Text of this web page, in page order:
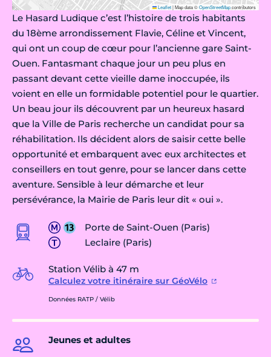
Leaflet|Map data ©OpenStreetMapcontributors
Le Hasard Ludique c’est l’histoire de trois habitants
du 18ème arrondissement Flavie, Céline et Vincent,
qui ont un coup de cœur pour l’ancienne gare Saint-
Ouen. Fantasmant chaque jour un peu plus en
passant devant cette vieille dame inoccupée, ils
voient en elle un formidable potentiel pour le quartier.
Un beau jour ils découvrent par un heureux hasard
que la Ville de Paris recherche un candidat pour sa
réhabilitation. Ils décident alors de saisir cette belle
opportunité et embarquent avec eux architectes et
conseillers en tout genre, pour se lancer dans cette
aventure. Sensible à leur démarche et leur
persévérance, la Mairie de Paris leur dit « oui ».
Porte de Saint-Ouen (Paris)
Leclaire (Paris)
Station Vélib à 47 m
Calculez votre itinéraire sur GéoVélo
Données RATP / Vélib
Jeunes et adultes